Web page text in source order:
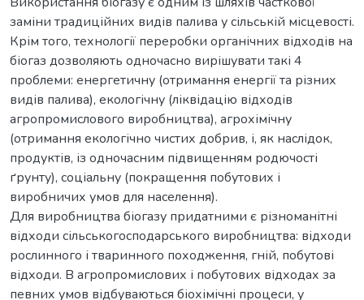
заміни традиційних видів палива у сільській місцевості.
Крім того, технології переробки органічних відходів на
біогаз дозволяють одночасно вирішувати такі 4
проблеми: енергетичну (отримання енергії та різних
видів палива), екологічну (ліквідацію відходів
агропромислового виробництва), агрохімічну
(отримання екологічно чистих добрив, і, як наслідок,
продуктів, із одночасним підвищенням родючості
ґрунту), соціальну (покращення побутових і
виробничих умов для населення).
Для виробництва біогазу придатними є різноманітні
відходи сільськогосподарського виробництва: відходи
рослинного і тваринного походження, гній, побутові
відходи. В агропромислових і побутових відходах за
певних умов відбуваються біохімічні процеси, у